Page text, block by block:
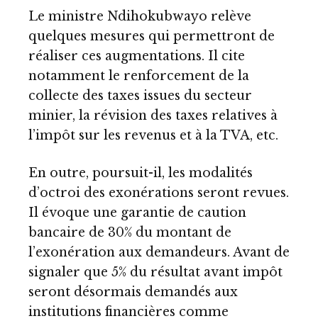
Le ministre Ndihokubwayo relève
quelques mesures qui permettront de
réaliser ces augmentations. Il cite
notamment le renforcement de la
collecte des taxes issues du secteur
minier, la révision des taxes relatives à
l’impôt sur les revenus et à la TVA, etc.
En outre, poursuit-il, les modalités
d’octroi des exonérations seront revues.
Il évoque une garantie de caution
bancaire de 30% du montant de
l’exonération aux demandeurs. Avant de
signaler que 5% du résultat avant impôt
seront désormais demandés aux
institutions financières comme